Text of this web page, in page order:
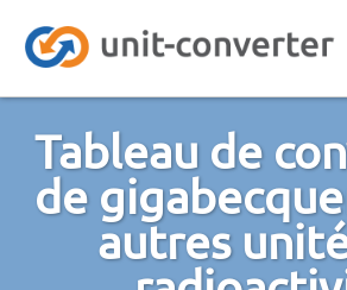
Tableau de
de
autres